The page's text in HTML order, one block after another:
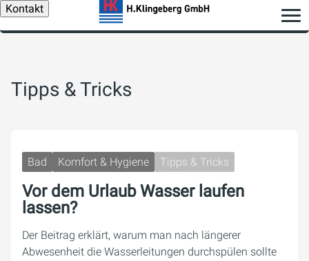
Kontakt
Tipps & Tricks
Bad Komfort & Hygiene Tipps & Tricks
Vor dem Urlaub Wasser laufen
lassen?
Der Beitrag erklärt, warum man nach längerer
Abwesenheit die Wasserleitungen durchspülen sollte